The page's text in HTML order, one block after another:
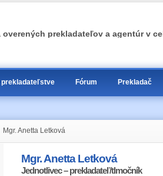
overených prekladateľov a agentúr v
prekladateľstve Fórum Prekladač
Mgr. Anetta Letková
Mgr. Anetta Letková
Jednotlivec – prekladateľ/tlmočník